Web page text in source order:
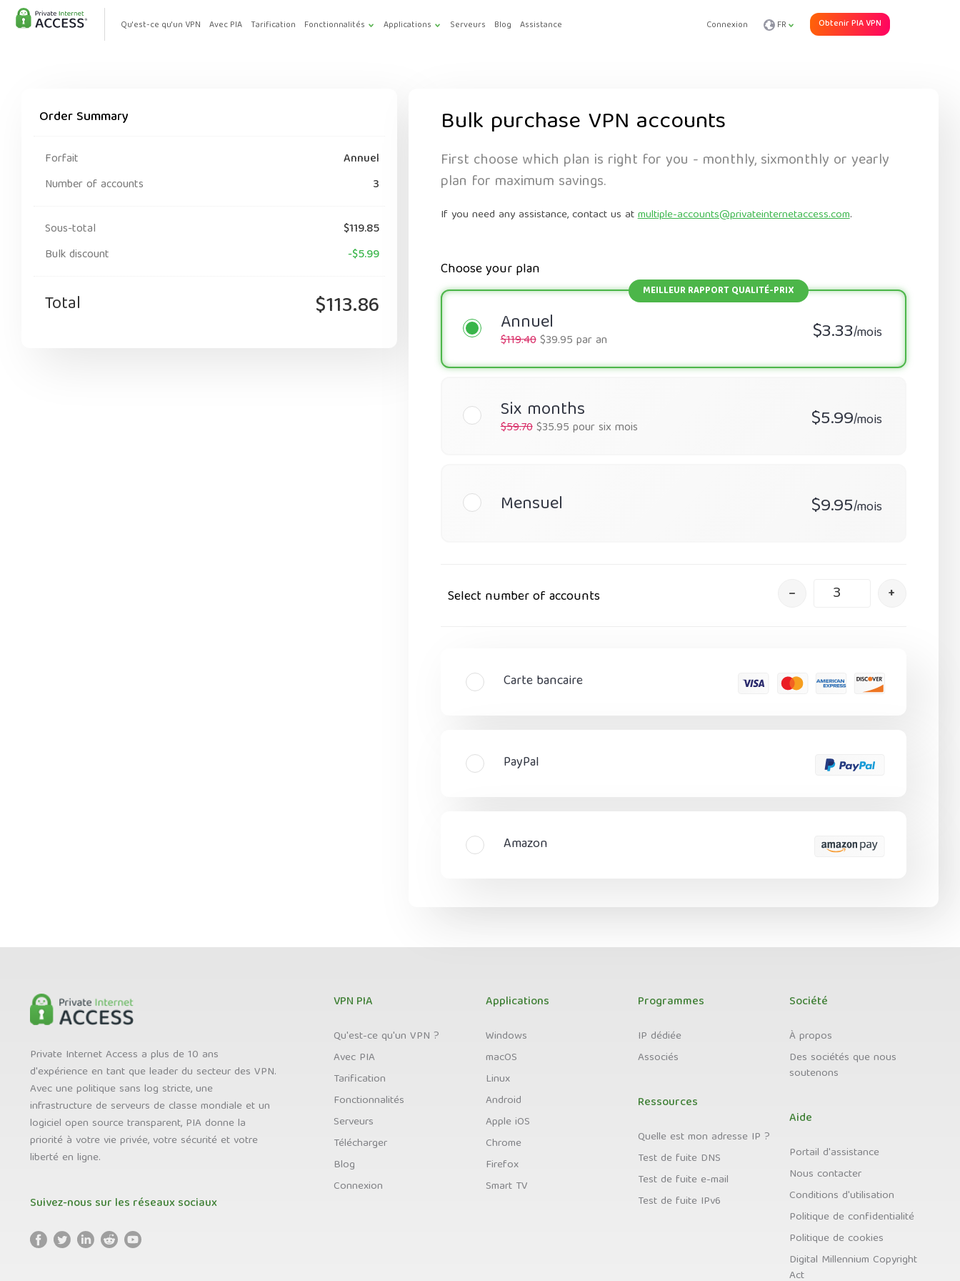
Qu'est-ce qu'un VPN Avec PIA Tarification Fonctionnalités Applications Serveurs Blog Assistance Connexion FR Obtenir PIA VPN
Order Summary
Forfait
Annuel
Number of accounts
3
Sous-total
$119.85
Bulk discount
-$5.99
Total $113.86
Bulk purchase VPN accounts
First choose which plan is right for you - monthly, sixmonthly or yearly
plan for maximum savings.
If you need any assistance, contact us atmultiple-accounts@privateinternetaccess.com.
Choose your plan
Annuel $3.33/mois
$119.40$39.95 par an
Six months $5.99/mois
$59.70$35.95 pour six mois
Mensuel $9.95/mois
Select number of accounts – +
Carte bancaire
PayPal
Amazon
Private Internet Access a plus de 10 ans
d'expérience en tant que leader du secteur des VPN.
Avec une politique sans log stricte, une
infrastructure de serveurs de classe mondiale et un
logiciel open source transparent, PIA donne la
priorité à votre vie privée, votre sécurité et votre
liberté en ligne.
Suivez-nous sur les réseaux sociaux
VPN PIA
Qu'est-ce qu'un VPN ?
Avec PIA
Tarification
Fonctionnalités
Serveurs
Télécharger
Blog
Connexion
Applications
Windows
macOS
Linux
Android
Apple iOS
Chrome
Firefox
Smart TV
Programmes
IP dédiée
Associés
Ressources
Quelle est mon adresse IP ?
Test de fuite DNS
Test de fuite e-mail
Test de fuite IPv6
Société
À propos
Des sociétés que nous
soutenons
Aide
Portail d'assistance
Nous contacter
Conditions d'utilisation
Politique de confidentialité
Politique de cookies
Digital Millennium Copyright
Act